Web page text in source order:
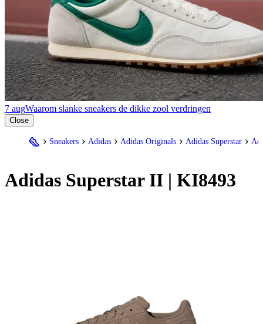
7 augWaarom slanke sneakers de dikke zool verdringen
Close
Sneakers Adidas Adidas Originals Adidas Superstar
Adidas Superstar II | KI8493